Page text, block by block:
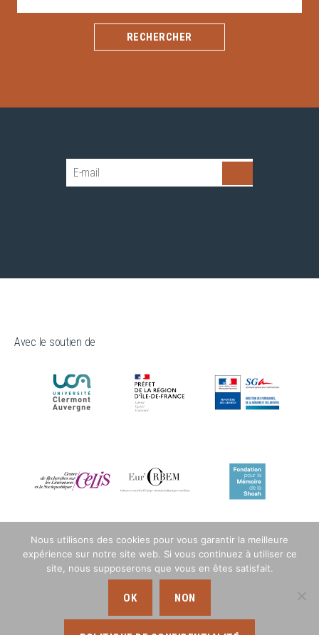
Avec le soutien de
Nous utilisons des cookies pour vous garantir la meilleure
expérience sur notre site web. Si vous continuez à utiliser ce
site, nous supposerons que vous en êtes satisfait.
OK NON